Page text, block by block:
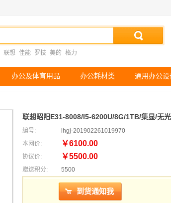
联想 佳能 罗技 美的 格力
办公及体育用品 办公耗材类 通用办公设
联想昭阳E31-8008/I5-6200U/8G/1TB/集显/无
编号:
lhgj-201902261019970
本网价:
￥6100.00
协议价: ￥5500.00
赠送积分: 5500